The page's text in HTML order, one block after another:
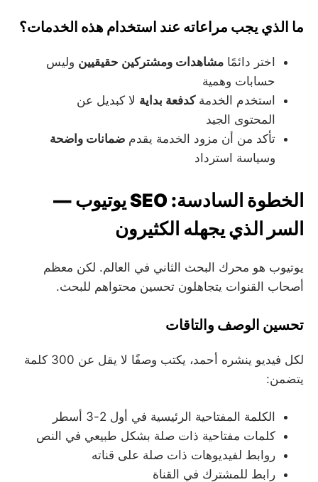
ما الذي يجب مراعاته عند استخدام هذه الخدمات؟
اختر دائمًا مشاهدات ومشتركين حقيقيين وليس
حسابات وهمية
استخدم الخدمةكدفعة بداية لا كبديل عن
المحتوى الجيد
تأكد من أن مزود الخدمة يقدم ضمانات واضحة
وسياسة استرداد
الخطوة السادسة: SEO يوتيوب —
السر الذي يجهله الكثيرون
يوتيوب هو محرك البحث الثاني في العالم. لكن معظم
أصحاب القنوات يتجاهلون تحسين محتواهم للبحث.
تحسين الوصف والتاقات
لكل فيديو ينشره أحمد، يكتب وصفًا لا يقل عن 300 كلمة
يتضمن:
الكلمة المفتاحية الرئيسية في أول 2-3 أسطر
كلمات مفتاحية ذات صلة بشكل طبيعي في النص
روابط لفيديوهات ذات صلة على قناته
رابط للمشترك في القناة